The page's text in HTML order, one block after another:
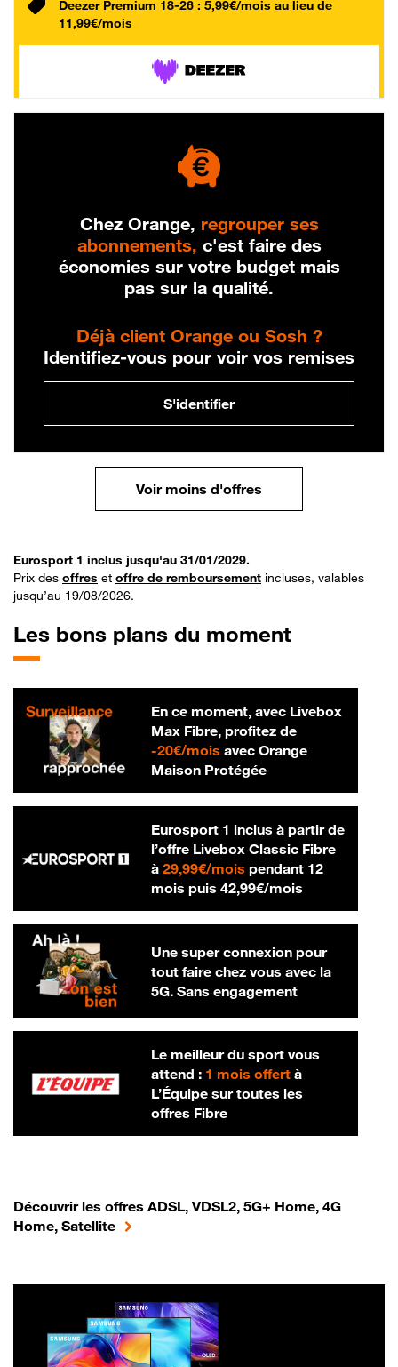
Deezer Premium 18-26 : 5,99€/mois au lieu de
11,99€/mois
Chez Orange, regrouper ses
abonnements, c'est faire des
économies sur votre budget mais
pas sur la qualité.
Déjà client Orange ou Sosh ?
Identifiez-vous pour voir vos remises
S'identifier
Voir moins d'offres
Eurosport 1 inclus jusqu'au 31/01/2029.
Prix des offres et offre de remboursement incluses, valables
jusqu’au 19/08/2026.
Les bons plans du moment
En ce moment, avec Livebox
Max Fibre, profitez de
-20€/mois20 € par mois
avec Orange
Maison Protégée
Eurosport 1 inclus à partir de
l’offre Livebox Classic Fibre
à 29,99€/mois29,99 € par mois
pendant 12
mois puis 42,99€/mois42,99 € par
Une super connexion pour
tout faire chez vous avec la
5G. Sans engagement
Le meilleur du sport vous
attend : 1 mois offertà
L’Équipe sur toutes les
offres Fibre
Découvrir les offres ADSL, VDSL2, 5G+ Home, 4G
Home, Satellite